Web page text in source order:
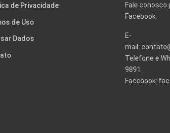
de Privacidade
de Uso
Dados
Fale conosco
Facebook.
E-
mail:
Telefone e
9891
Facebook: